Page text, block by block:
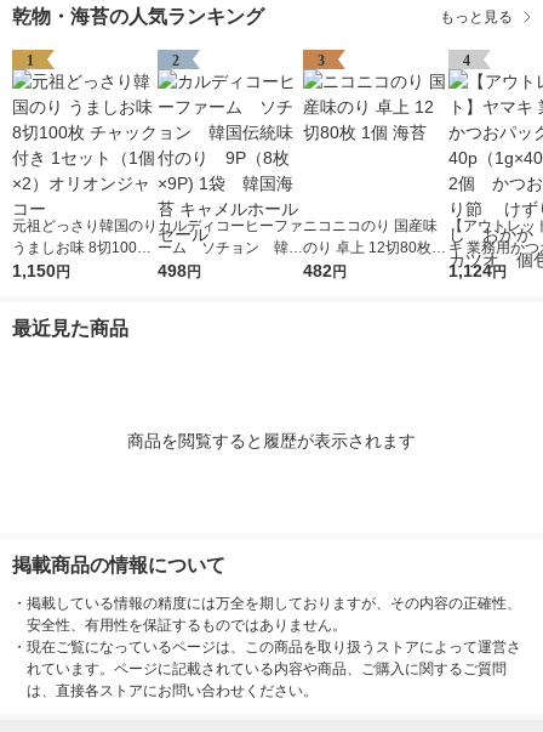
乾物・海苔の人気ランキング もっと見る
1
元祖どっさり韓国のり
うましお味 8切100枚
チャック付き 1セット
1,150円
2
カルディコーヒーファ
ーム ソチョン 韓国
伝統味付のり 9P（8
498円
3
ニコニコのり 国産味
のり 卓上 12切80枚 1
個 海苔
482円
4
【アウトレッ
キ 業務用か
ク40p（
1,124円
最近見た商品
商品を閲覧すると履歴が表示されます
掲載商品の情報について
・ 掲載している情報の精度には万全を期しておりますが、その内容の正確性、
安全性、有用性を保証するものではありません。
・ 現在ご覧になっているページは、この商品を取り扱うストアによって運営さ
れています。ページに記載されている内容や商品、ご購入に関するご質問
は、直接各ストアにお問い合わせください。